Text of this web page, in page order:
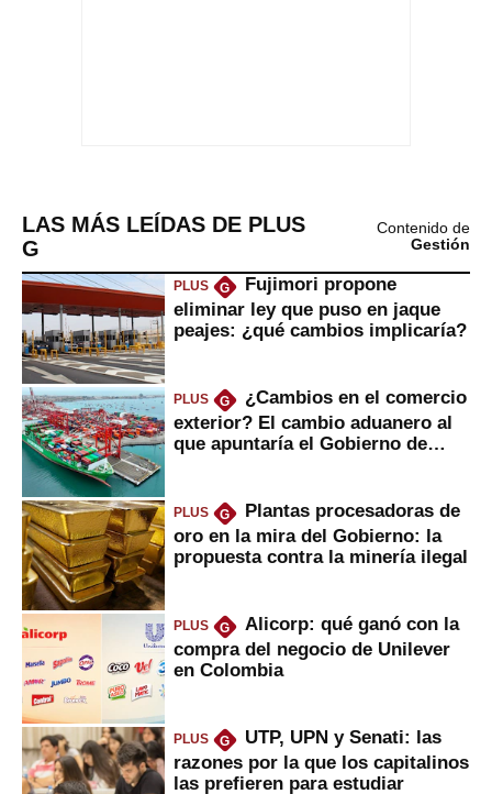
LAS MÁS LEÍDAS DE PLUS
G
Contenido de
Gestión
PLUS G
Fujimori propone
eliminar ley que puso en jaque
peajes: ¿qué cambios implicaría?
PLUS G
¿Cambios en el comercio
exterior? El cambio aduanero al
que apuntaría el Gobierno de
PLUS G
Plantas procesadoras de
oro en la mira del Gobierno: la
propuesta contra la minería ilegal
PLUS G
Alicorp: qué ganó con la
compra del negocio de Unilever
en Colombia
PLUS G
UTP, UPN y Senati: las
razones por la que los capitalinos
las prefieren para estudiar